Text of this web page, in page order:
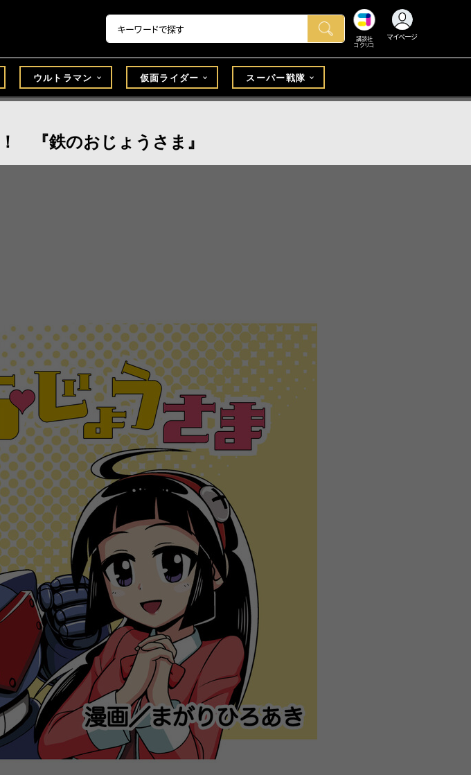
講談社
コクリコ
マイページ
ウルトラマン 仮面ライダー スーパー戦隊
『鉄のおじょうさま』